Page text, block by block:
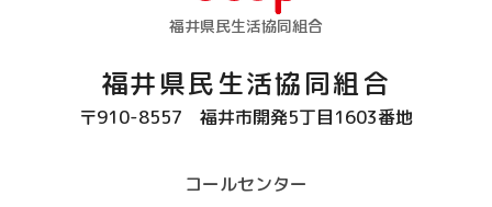
福井県民生活協同組合
福井県民生活協同組合
〒910-8557 福井市開発5丁目1603番地
コールセンター